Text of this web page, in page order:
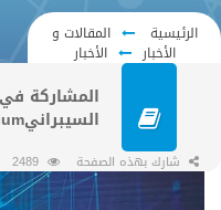
الرئيسية
المقالات و
الأخبار
الأخبار
المشاركة في
السيبرانيAfrica Cybersafe Symposium
شارك بهذه الصفحة 2489